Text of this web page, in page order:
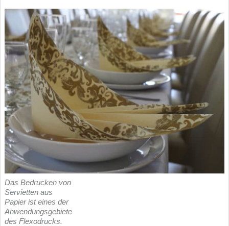
Das Bedrucken von
Servietten aus
Papier ist eines der
Anwendungsgebiete
des Flexodrucks.